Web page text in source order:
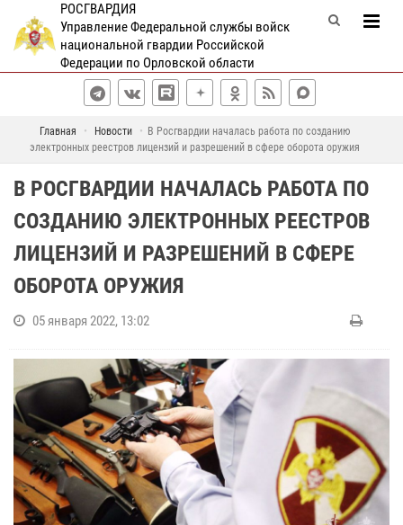
РОСГВАРДИЯ
Управление Федеральной службы войск
национальной гвардии Российской
Федерации по Орловской области
Главная Новости
В Росгвардии началась работа по созданию
электронных реестров лицензий и разрешений в сфере оборота оружия
В РОСГВАРДИИ НАЧАЛАСЬ РАБОТА ПО
СОЗДАНИЮ ЭЛЕКТРОННЫХ РЕЕСТРОВ
ЛИЦЕНЗИЙ И РАЗРЕШЕНИЙ В СФЕРЕ
ОБОРОТА ОРУЖИЯ
05 января 2022, 13:02